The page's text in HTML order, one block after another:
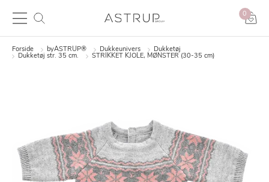
0
Forside byASTRUP® Dukkeunivers
Dukketøj
Dukketøj str. 35 cm.
STRIKKET KJOLE, MØNSTER (30-35 cm)